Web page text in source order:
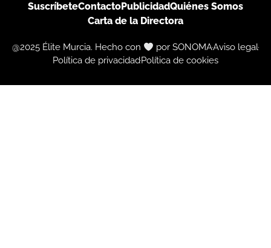
SuscríbeteContactoPublicidadQuiénes Somos
Carta de la Directora
@2025 Élite Murcia. Hecho con por SONOMAAviso legal
Política de privacidadPolítica de cookies